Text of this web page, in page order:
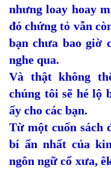
nhưng loay hoay
đó chứng tỏ vẫn
bạn chưa bao giờ
nghe qua.
Và thật không
chúng tôi sẽ hé lộ
ấy cho các bạn.
Từ một cuốn sách
bí ẩn nhất của
ngôn ngữ cổ xưa,